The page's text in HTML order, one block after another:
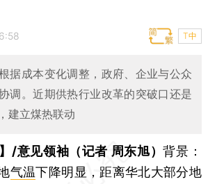
T中
据成本变化调整，政府、企业与公众
调。近期供热行业改革的突破口还是
建立煤热联动
】/意见领袖（记者 周东旭）背景：
气温下降明显，距离华北大部分地